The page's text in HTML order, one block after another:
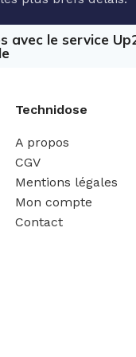
avec le service
Technidose
A propos
CGV
Mentions légales
Mon compte
Contact